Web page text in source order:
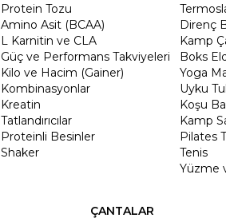
Protein Tozu
Amino Asit (BCAA)
L Karnitin ve CLA
Güç ve Performans Takviyeleri
Kilo ve Hacim (Gainer)
Kombinasyonlar
Kreatin
Tatlandırıcılar
Proteinli Besinler
Shaker
Direnç
Kamp
Boks
Yoga
Uyku
Koşu
Kamp
Pilates
Tenis
Yüzme
ÇANTALAR